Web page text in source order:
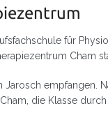
für
Cham
empfangen.
die Klasse